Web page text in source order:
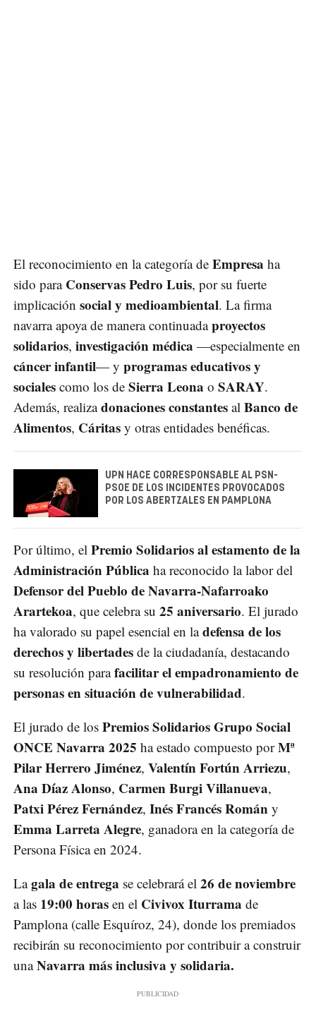
El reconocimiento en la categoría de Empresa ha
sido para Conservas Pedro Luis, por su fuerte
implicación social y medioambiental. La firma
navarra apoya de manera continuadaproyectos
solidarios, investigación médica —especialmente en
cáncer infantil— y programas educativos y
sociales como los de Sierra Leona o SARAY.
Además, realizadonaciones constantes al Banco de
Alimentos, Cáritas y otras entidades benéficas.
UPN HACE CORRESPONSABLE AL PSN-
PSOE DE LOS INCIDENTES PROVOCADOS
POR LOS ABERTZALES EN PAMPLONA
Por último, el Premio Solidarios al estamento de la
Administración Pública ha reconocido la labor del
Defensor del Pueblo de Navarra-Nafarroako
Arartekoa, que celebra su 25 aniversario. El jurado
ha valorado su papel esencial en ladefensa de los
derechos y libertades de la ciudadanía, destacando
su resolución parafacilitar el empadronamiento de
personas en situación de vulnerabilidad.
El jurado de los Premios Solidarios Grupo Social
ONCE Navarra 2025 ha estado compuesto porMª
Pilar Herrero Jiménez, Valentín Fortún Arriezu,
Ana Díaz Alonso, Carmen Burgi Villanueva,
Patxi Pérez Fernández, Inés Francés Román y
Emma Larreta Alegre, ganadora en la categoría de
Persona Física en 2024.
Lagala de entrega se celebrará el 26 de noviembre
a las 19:00 horas en el Civivox Iturrama de
Pamplona (calle Esquíroz, 24), donde los premiados
recibirán su reconocimiento por contribuir a construir
unaNavarra más inclusiva y solidaria.